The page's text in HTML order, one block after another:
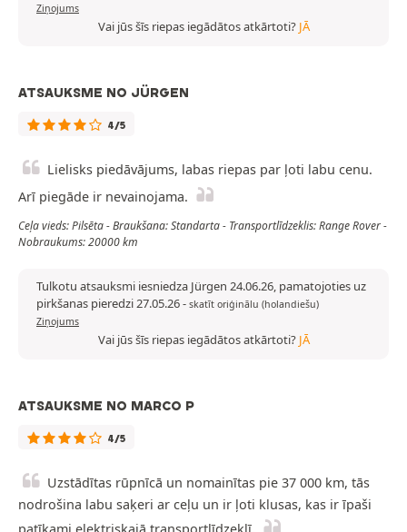
Ziņojums
Vai jūs šīs riepas iegādātos atkārtoti? JĀ
ATSAUKSME NO JÜRGEN
4/5
Lielisks piedāvājums, labas riepas par ļoti labu cenu.
Arī piegāde ir nevainojama.
Ceļa vieds: Pilsēta - Braukšana: Standarta - Transportlīdzeklis: Range Rover -
Nobraukums: 20000 km
Tulkotu atsauksmi iesniedza Jürgen 24.06.26, pamatojoties uz
pirkšanas pieredzi 27.05.26- skatīt oriģinālu (holandiešu)
Ziņojums
Vai jūs šīs riepas iegādātos atkārtoti? JĀ
ATSAUKSME NO MARCO P
4/5
Uzstādītas rūpnīcā un nomainītas pie 37 000 km, tās
nodrošina labu saķeri ar ceļu un ir ļoti klusas, kas ir īpaši